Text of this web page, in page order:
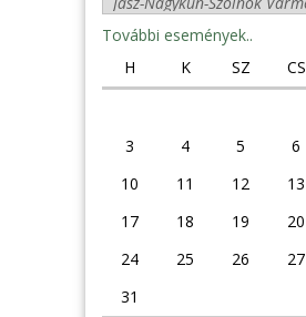
További események..
H
K SZ CS
3
4 5 6
10
11 12 13
17
18 19 20
24
25 26 27
31